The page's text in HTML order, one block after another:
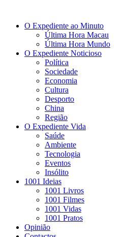
O Expediente ao Minuto
Última Hora Macau
Última Hora Mundo
O Expediente Noticioso
Política
Sociedade
Economia
Cultura
Desporto
China
Região
O Expediente Vida
Saúde
Ambiente
Tecnologia
Eventos
Insólito
1001 Ideias
1001 Livros
1001 Filmes
1001 Vidas
1001 Pratos
Opinião